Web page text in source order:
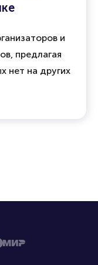
и
предлагая
нет на других